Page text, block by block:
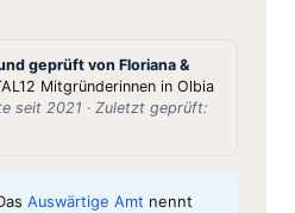
geprüft von Floriana &
Mitgründerinnen in Olbia
seit 2021 · Zuletzt geprüft:
Auswärtige Amt nennt